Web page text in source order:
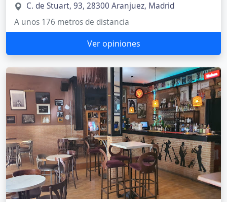
C. de Stuart, 93, 28300 Aranjuez, Madrid
A unos 176 metros de distancia
Ver opiniones